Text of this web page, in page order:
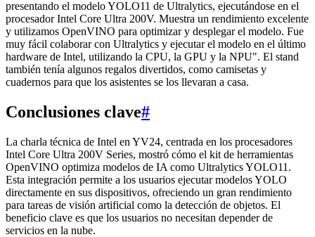
presentando el modelo YOLO11 de Ultralytics, ejecutándose en el
procesador Intel Core Ultra 200V. Muestra un rendimiento excelente
y utilizamos OpenVINO para optimizar y desplegar el modelo. Fue
muy fácil colaborar con Ultralytics y ejecutar el modelo en el último
hardware de Intel, utilizando la CPU, la GPU y la NPU". El stand
también tenía algunos regalos divertidos, como camisetas y
cuadernos para que los asistentes se los llevaran a casa.
Conclusiones clave#
La charla técnica de Intel en YV24, centrada en los procesadores
Intel Core Ultra 200V Series, mostró cómo el kit de herramientas
OpenVINO optimiza modelos de IA como Ultralytics YOLO11.
Esta integración permite a los usuarios ejecutar modelos YOLO
directamente en sus dispositivos, ofreciendo un gran rendimiento
para tareas de visión artificial como la detección de objetos. El
beneficio clave es que los usuarios no necesitan depender de
servicios en la nube.